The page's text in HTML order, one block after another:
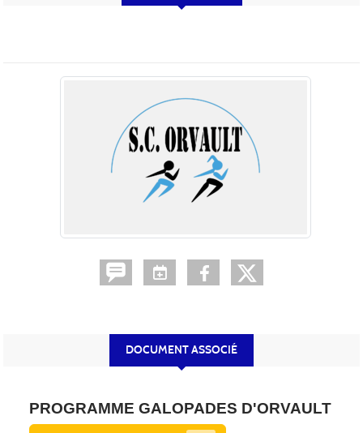
DOCUMENT ASSOCIÉ
PROGRAMME GALOPADES D'ORVAULT